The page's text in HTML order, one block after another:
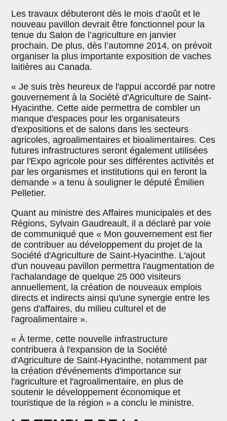
Les travaux débuteront dès le mois d’août et le
nouveau pavillon devrait être fonctionnel pour la
tenue du Salon de l’agriculture en janvier
prochain. De plus, dès l’automne 2014, on prévoit
organiser la plus importante exposition de vaches
laitières au Canada.
« Je suis très heureux de l'appui accordé par notre
gouvernement à la Société d'Agriculture de Saint-
Hyacinthe. Cette aide permettra de combler un
manque d'espaces pour les organisateurs
d'expositions et de salons dans les secteurs
agricoles, agroalimentaires et bioalimentaires. Ces
futures infrastructures seront également utilisées
par l'Expo agricole pour ses différentes activités et
par les organismes et institutions qui en feront la
demande » a tenu à souligner le député Émilien
Pelletier.
Quant au ministre des Affaires municipales et des
Régions, Sylvain Gaudreault, il a déclaré par voie
de communiqué que « Mon gouvernement est fier
de contribuer au développement du projet de la
Société d'Agriculture de Saint-Hyacinthe. L'ajout
d'un nouveau pavillon permettra l'augmentation de
l'achalandage de quelque 25 000 visiteurs
annuellement, la création de nouveaux emplois
directs et indirects ainsi qu'une synergie entre les
gens d'affaires, du milieu culturel et de
l'agroalimentaire ».
« À terme, cette nouvelle infrastructure
contribuera à l'expansion de la Société
d'Agriculture de Saint-Hyacinthe, notamment par
la création d'événements d'importance sur
l'agriculture et l'agroalimentaire, en plus de
soutenir le développement économique et
touristique de la région » a conclu le ministre.